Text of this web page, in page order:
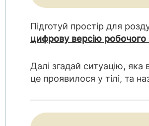
Підготуй простір для
цифрову версію
Далі згадай ситуацію, яка
це проявилося у тілі, та